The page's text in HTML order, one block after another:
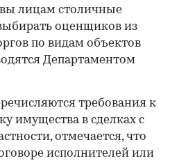
лицам столичные
оценщиков из
по видам объектов
Департаментом
требования к
имущества в сделках с
отмечается, что
исполнителей или